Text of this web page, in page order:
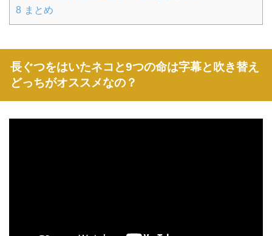
8 まとめ
長ぐつをはいたネコと9つの命は字幕と吹き替え
どっちがオススメなの？